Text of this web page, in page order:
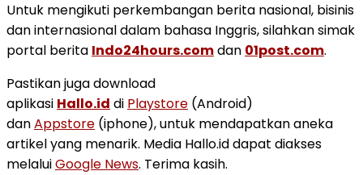
Untuk mengikuti perkembangan berita nasional, bisinis
dan internasional dalam bahasa Inggris, silahkan simak
portal berita Indo24hours.comdan 01post.com.
Pastikan juga download
aplikasi Hallo.id di Playstore (Android)
danAppstore (iphone), untuk mendapatkan aneka
artikel yang menarik. Media Hallo.id dapat diakses
melaluiGoogle News. Terima kasih.